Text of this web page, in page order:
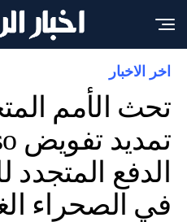
اخر الاخبار
تحث الأمم
الدفع
في الصحراء